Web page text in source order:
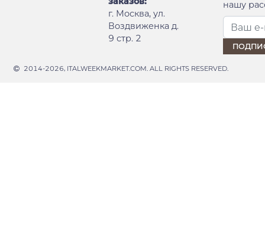
г. Москва, ул.
Воздвиженка д.
9 стр. 2
нашу
2014-2026, ITALWEEKMARKET.COM. ALL RIGHTS RESERVED.